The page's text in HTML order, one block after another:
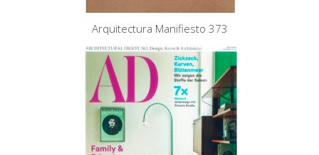
Arquitectura Manifiesto 373